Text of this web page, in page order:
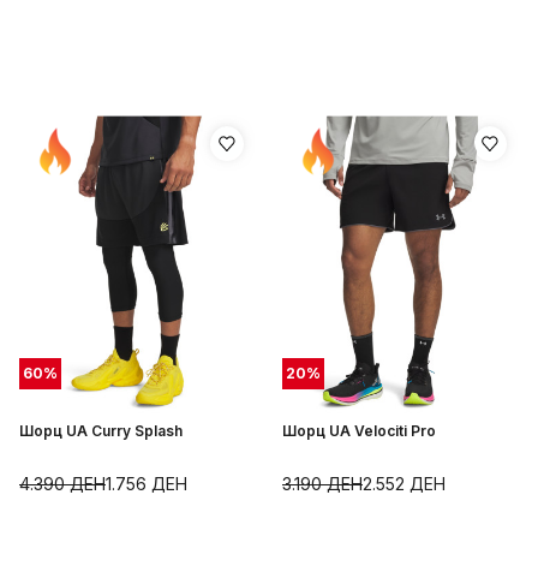
60%
Шорц UA Curry Splash
1.756 ДЕН
4.390ДЕН
20%
Шорц UA Velociti Pro
2.552 ДЕН
3.190ДЕН